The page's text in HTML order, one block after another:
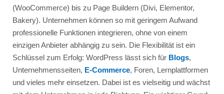
(WooCommerce) bis zu Page Buildern (Divi, Elementor,
Bakery). Unternehmen können so mit geringem Aufwand
professionelle Funktionen integrieren, ohne von einem
einzigen Anbieter abhängig zu sein. Die Flexibilität ist ein
Schlüssel zum Erfolg: WordPress lässt sich für Blogs,
Unternehmensseiten, E-Commerce, Foren, Lernplattformen
und vieles mehr einsetzen. Dabei ist es vielseitig und wächst